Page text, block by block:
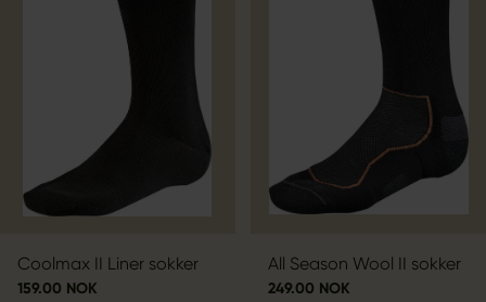
Coolmax II Liner sokker
159.00 NOK
All Season Wool II sokker
249.00 NOK